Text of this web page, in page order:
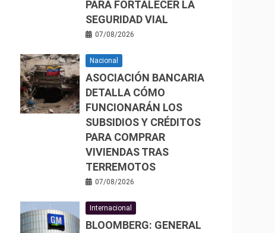
PARA FORTALECER LA
SEGURIDAD VIAL
07/08/2026
Nacional
ASOCIACIÓN BANCARIA
DETALLA CÓMO
FUNCIONARÁN LOS
SUBSIDIOS Y CRÉDITOS
PARA COMPRAR
VIVIENDAS TRAS
TERREMOTOS
07/08/2026
Internacional
BLOOMBERG: GENERAL